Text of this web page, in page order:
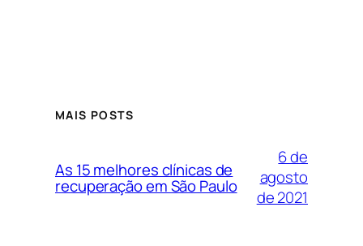
MAIS POSTS
As 15 melhores clínicas de
recuperação em São Paulo
6 de
agosto
de 2021